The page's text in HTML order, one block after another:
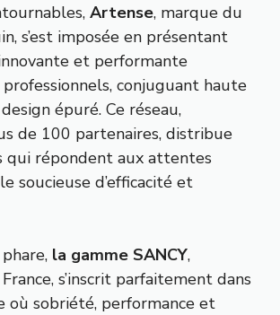
Artense, marque du
s’est imposée en présentant
et performante
conjuguant haute
épuré. Ce réseau,
de 100 partenaires, distribue
qui répondent aux attentes
soucieuse d’efficacité et
la gamme SANCY,
s’inscrit parfaitement dans
où sobriété, performance et